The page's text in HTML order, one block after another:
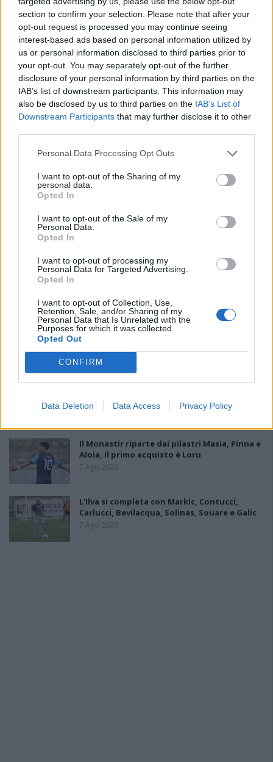
section to confirm your selection. Please note that after your
opt-out request is processed you may continue seeing
interest-based ads based on personal information utilized by
us or personal information disclosed to third parties prior to
your opt-out. You may separately opt-out of the further
disclosure of your personal information by third parties on the
IAB’s list of downstream participants. This information may
also be disclosed by us to third parties on the IAB’s List of
Downstream Participants that may further disclose it to other
Personal Data Processing Opt Outs
I want to opt-out of the Sharing of my
personal data.
Opted In
I want to opt-out of the Sale of my
Personal Data.
Opted In
I want to opt-out of processing my
Personal Data for Targeted Advertising.
Opted In
I want to opt-out of Collection, Use,
Retention, Sale, and/or Sharing of my
Personal Data that Is Unrelated with the
Purposes for which it was collected.
Opted Out
CONFIRM
Data Deletion Data Access Privacy Policy
PIÙ LETTI OGGI
Amichevole Ossese: 3-1 al Cagliari Primavera,
Il Latte Dolce prende Dumani dalla Torres,
Mascia, Sorgente, Lopes, Limberti e Cherchi
gli altri acquisti
8 Ago 2026
DPCM 3 dicembre, per il calcio dilettantistico
3 Dic 2020
Il Monastir riparte dai pilastri Masia, Pinna e
Aloia, il primo acquisto è Loru
7 Ago 2026
L'Ilva si completa con Markic, Contucci,
Carlucci, Bevilacqua, Solinas, Souare e Galic
7 Ago 2026